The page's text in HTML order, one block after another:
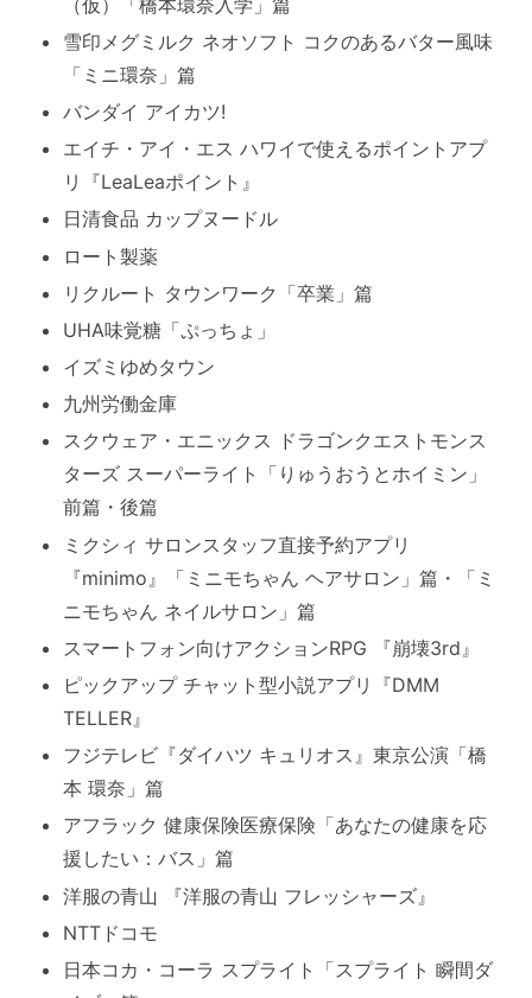
雪印メグミルク ネオソフト コクのあるバター風味
「ミニ環奈」篇
バンダイ アイカツ!
エイチ・アイ・エス ハワイで使えるポイントアプ
リ『LeaLeaポイント』
日清食品 カップヌードル
ロート製薬
リクルート タウンワーク「卒業」篇
UHA味覚糖「ぷっちょ」
イズミゆめタウン
九州労働金庫
スクウェア・エニックス ドラゴンクエストモンス
ターズ スーパーライト「りゅうおうとホイミン」
前篇・後篇
ミクシィ サロンスタッフ直接予約アプリ
『minimo』「ミニモちゃん ヘアサロン」篇・「ミ
ニモちゃん ネイルサロン」篇
スマートフォン向けアクションRPG 『崩壊3rd』
ピックアップ チャット型小説アプリ『DMM
TELLER』
フジテレビ『ダイハツ キュリオス』東京公演「橋
本 環奈」篇
アフラック 健康保険医療保険「あなたの健康を応
援したい：バス」篇
洋服の青山 『洋服の青山 フレッシャーズ』
NTTドコモ
日本コカ・コーラ スプライト「スプライト 瞬間ダ